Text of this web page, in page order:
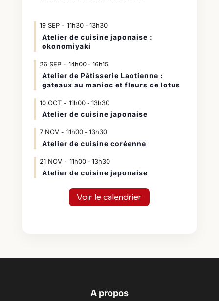
19 SEP 11h30- 13h30
Atelier de cuisine japonaise :
okonomiyaki
26 SEP 14h00- 16h15
Atelier de Pâtisserie Laotienne :
gateaux au manioc et fleurs de lotus
10 OCT 11h00- 13h30
Atelier de cuisine japonaise
7 NOV 11h00- 13h30
Atelier de cuisine coréenne
21 NOV 11h00- 13h30
Atelier de cuisine japonaise
Voir le calendrier
A propos